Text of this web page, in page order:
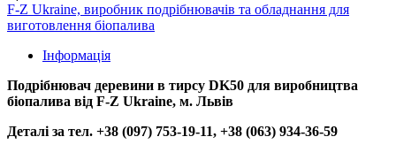
F-Z Ukraine, виробник подрібнювачів та обладнання для
виготовлення біопалива
Інформація
Подрібнювач деревини в тирсу DK50 для виробництва
біопалива від F-Z Ukraine, м. Львів
Деталі за тел. +38 (097) 753-19-11, +38 (063) 934-36-59